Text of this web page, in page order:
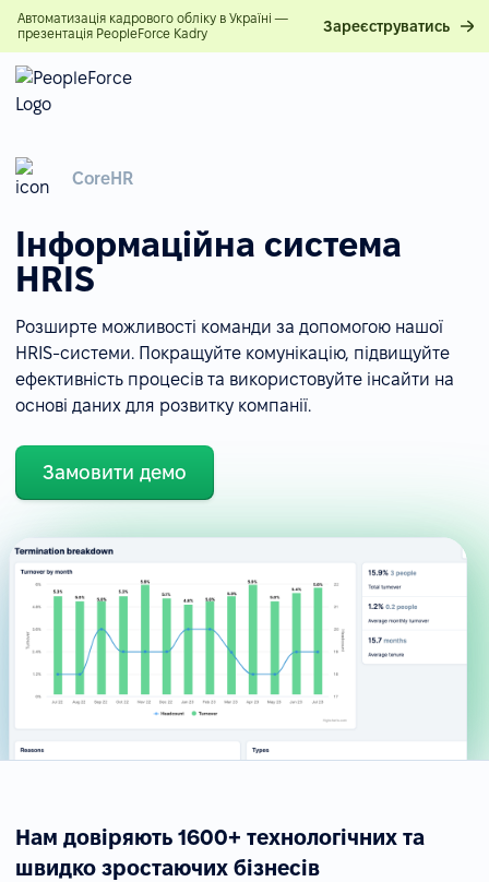
Автоматизація кадрового обліку в Україні —
презентація PeopleForce Kadry
Зареєструватись
CoreHR
Інформаційна система
HRIS
Розширте можливості команди за допомогою нашої
HRIS-системи. Покращуйте комунікацію, підвищуйте
ефективність процесів та використовуйте інсайти на
основі даних для розвитку компанії.
Замовити демо
Нам довіряють 1600+ технологічних та
швидко зростаючих бізнесів